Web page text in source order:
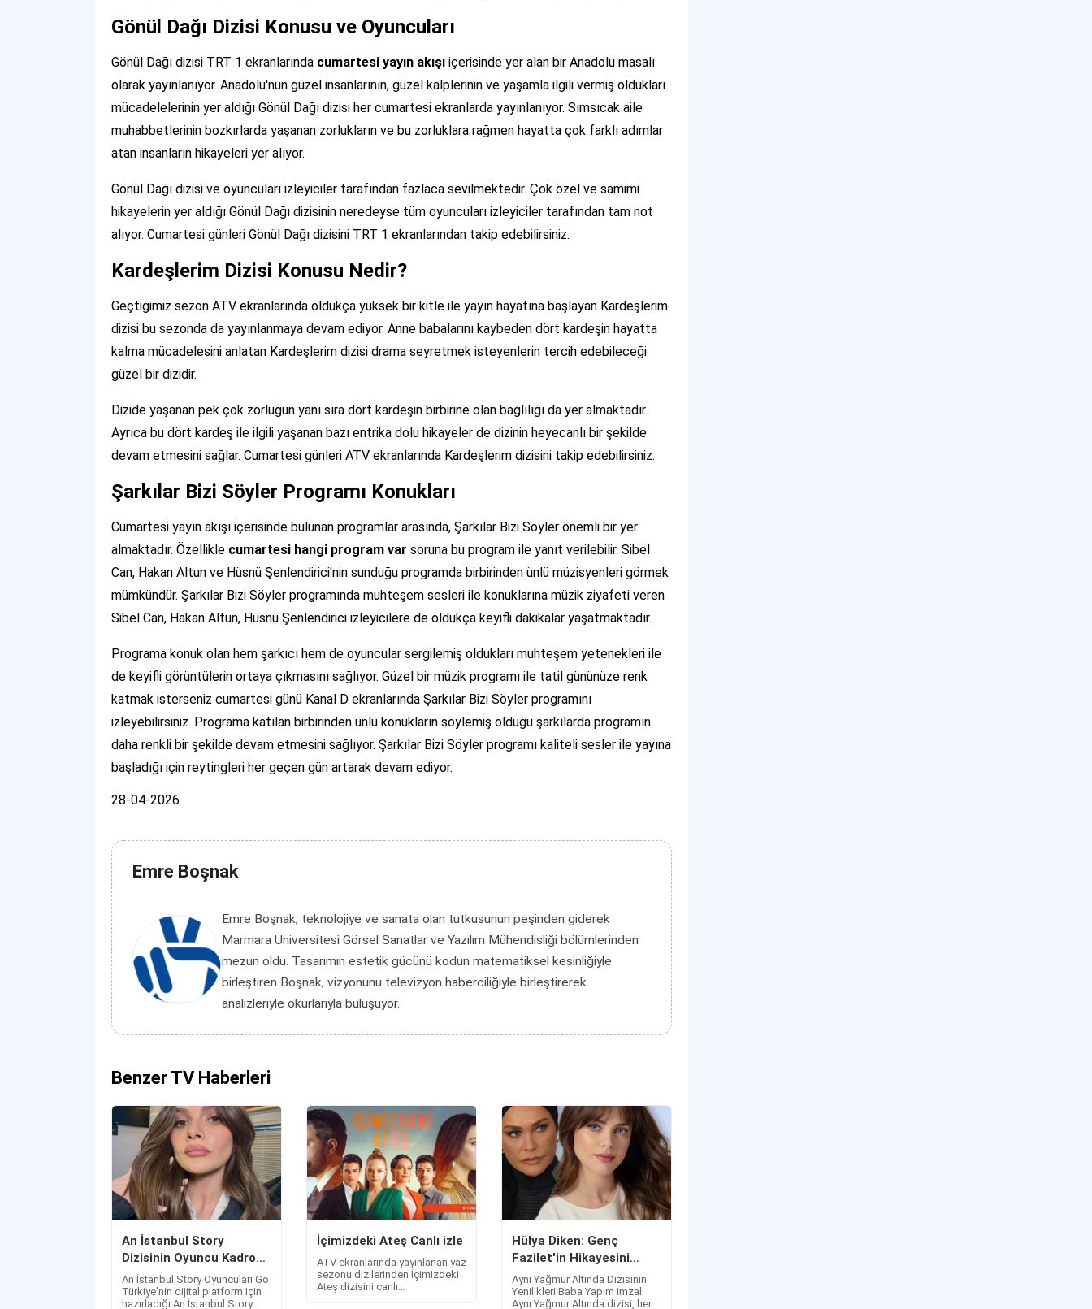
Gönül Dağı Dizisi Konusu ve Oyuncuları
Gönül Dağı dizisi TRT 1 ekranlarında cumartesi yayın akışı içerisinde yer alan bir Anadolu masalı
olarak yayınlanıyor. Anadolu'nun güzel insanlarının, güzel kalplerinin ve yaşamla ilgili vermiş oldukları
mücadelelerinin yer aldığı Gönül Dağı dizisi her cumartesi ekranlarda yayınlanıyor. Sımsıcak aile
muhabbetlerinin bozkırlarda yaşanan zorlukların ve bu zorluklara rağmen hayatta çok farklı adımlar
atan insanların hikayeleri yer alıyor.
Gönül Dağı dizisi ve oyuncuları izleyiciler tarafından fazlaca sevilmektedir. Çok özel ve samimi
hikayelerin yer aldığı Gönül Dağı dizisinin neredeyse tüm oyuncuları izleyiciler tarafından tam not
alıyor. Cumartesi günleri Gönül Dağı dizisini TRT 1 ekranlarından takip edebilirsiniz.
Kardeşlerim Dizisi Konusu Nedir?
Geçtiğimiz sezon ATV ekranlarında oldukça yüksek bir kitle ile yayın hayatına başlayan Kardeşlerim
dizisi bu sezonda da yayınlanmaya devam ediyor. Anne babalarını kaybeden dört kardeşin hayatta
kalma mücadelesini anlatan Kardeşlerim dizisi drama seyretmek isteyenlerin tercih edebileceği
güzel bir dizidir.
Dizide yaşanan pek çok zorluğun yanı sıra dört kardeşin birbirine olan bağlılığı da yer almaktadır.
Ayrıca bu dört kardeş ile ilgili yaşanan bazı entrika dolu hikayeler de dizinin heyecanlı bir şekilde
devam etmesini sağlar. Cumartesi günleri ATV ekranlarında Kardeşlerim dizisini takip edebilirsiniz.
Şarkılar Bizi Söyler Programı Konukları
Cumartesi yayın akışı içerisinde bulunan programlar arasında, Şarkılar Bizi Söyler önemli bir yer
almaktadır. Özellikle cumartesi hangi program var soruna bu program ile yanıt verilebilir. Sibel
Can, Hakan Altun ve Hüsnü Şenlendirici'nin sunduğu programda birbirinden ünlü müzisyenleri görmek
mümkündür. Şarkılar Bizi Söyler programında muhteşem sesleri ile konuklarına müzik ziyafeti veren
Sibel Can, Hakan Altun, Hüsnü Şenlendirici izleyicilere de oldukça keyifli dakikalar yaşatmaktadır.
Programa konuk olan hem şarkıcı hem de oyuncular sergilemiş oldukları muhteşem yetenekleri ile
de keyifli görüntülerin ortaya çıkmasını sağlıyor. Güzel bir müzik programı ile tatil gününüze renk
katmak isterseniz cumartesi günü Kanal D ekranlarında Şarkılar Bizi Söyler programını
izleyebilirsiniz. Programa katılan birbirinden ünlü konukların söylemiş olduğu şarkılarda programın
daha renkli bir şekilde devam etmesini sağlıyor. Şarkılar Bizi Söyler programı kaliteli sesler ile yayına
başladığı için reytingleri her geçen gün artarak devam ediyor.
28-04-2026
Emre Boşnak
Emre Boşnak, teknolojiye ve sanata olan tutkusunun peşinden giderek
Marmara Üniversitesi Görsel Sanatlar ve Yazılım Mühendisliği bölümlerinden
mezun oldu. Tasarımın estetik gücünü kodun matematiksel kesinliğiyle
birleştiren Boşnak, vizyonunu televizyon haberciliğiyle birleştirerek
analizleriyle okurlarıyla buluşuyor.
Benzer TV Haberleri
An İstanbul Story
Dizisinin Oyuncu Kadrosu
Belli Oldu!
An İstanbul Story Oyuncuları Go
Türkiye'nin dijital platform için
hazırladığı An İstanbul Story
İçimizdeki Ateş Canlı izle
ATV ekranlarında yayınlanan yaz
sezonu dizilerinden İçimizdeki
Ateş dizisini canlı
Hülya Diken: Genç
Fazilet'in Hikayesini
Canlandırıyor
Aynı Yağmur Altında Dizisinin
Yenilikleri Baba Yapım imzalı
Aynı Yağmur Altında dizisi, her